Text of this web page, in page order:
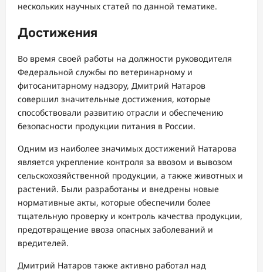
нескольких научных статей по данной тематике.
Достижения
Во время своей работы на должности руководителя
Федеральной службы по ветеринарному и
фитосанитарному надзору, Дмитрий Натаров
совершил значительные достижения, которые
способствовали развитию отрасли и обеспечению
безопасности продукции питания в России.
Одним из наиболее значимых достижений Натарова
является укрепление контроля за ввозом и вывозом
сельскохозяйственной продукции, а также животных и
растений. Были разработаны и внедрены новые
нормативные акты, которые обеспечили более
тщательную проверку и контроль качества продукции,
предотвращение ввоза опасных заболеваний и
вредителей.
Дмитрий Натаров также активно работал над